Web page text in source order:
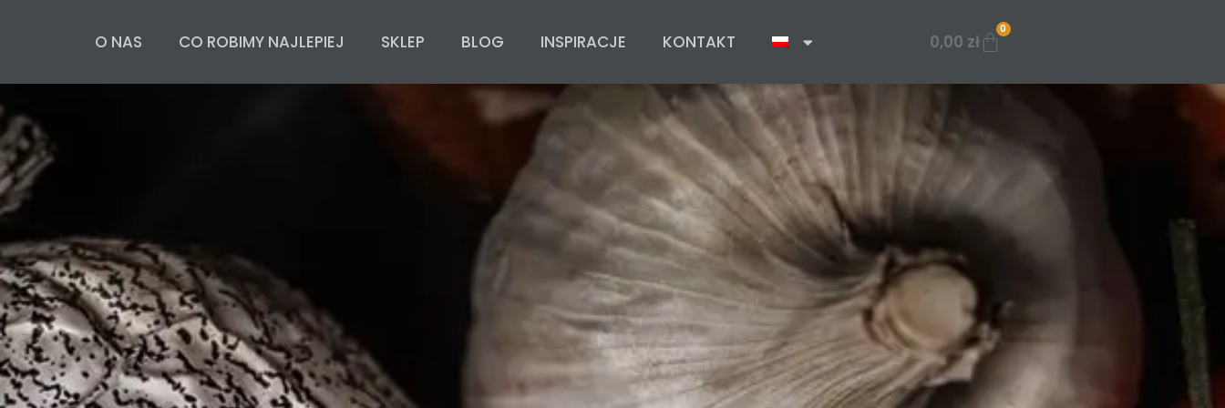
O NAS CO ROBIMY NAJLEPIEJ SKLEP BLOG INSPIRACJE KONTAKT 0,00 zł
0